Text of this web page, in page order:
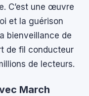
C’est une œuvre
et la guérison
bienveillance de
de fil conducteur
de lecteurs.
March